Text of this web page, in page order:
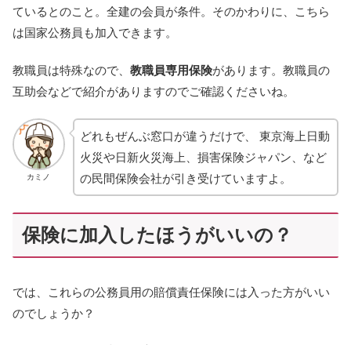
ているとのこと。全建の会員が条件。そのかわりに、こちら
は国家公務員も加入できます。
教職員は特殊なので、 教職員専用保険があります。教職員の
互助会などで紹介がありますのでご確認くださいね。
カミノ
どれもぜんぶ窓口が違うだけで、 東京海上日動
火災や日新火災海上、損害保険ジャパン、など
の民間保険会社が引き受けていますよ。
保険に加入したほうがいいの？
では、これらの公務員用の賠償責任保険には入った方がいい
のでしょうか？